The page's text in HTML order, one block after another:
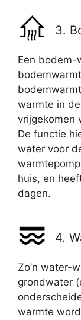
3.
Een bodem-
warmte in
vrijgekomen
De functie
water voor
huis, en
dagen.
4.
Zo’n water-
grondwater
warmte